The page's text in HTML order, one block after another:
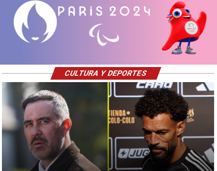
CULTURA Y DEPORTES